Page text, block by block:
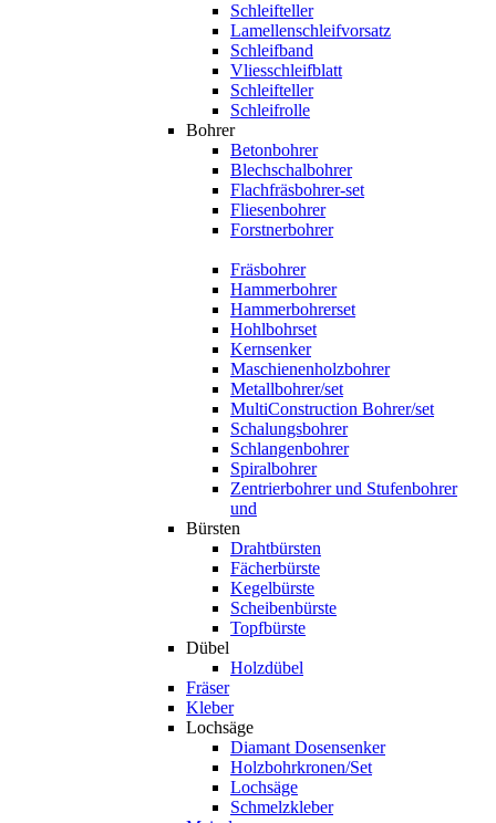
Schleifteller
Lamellenschleifvorsatz
Schleifband
Vliesschleifblatt
Schleifteller
Schleifrolle
Bohrer
Betonbohrer
Blechschalbohrer
Flachfräsbohrer-set
Fliesenbohrer
Forstnerbohrer
Fräsbohrer
Hammerbohrer
Hammerbohrerset
Hohlbohrset
Kernsenker
Maschienenholzbohrer
Metallbohrer/set
MultiConstruction Bohrer/set
Schalungsbohrer
Schlangenbohrer
Spiralbohrer
Zentrierbohrer und Stufenbohrer
und
Bürsten
Drahtbürsten
Fächerbürste
Kegelbürste
Scheibenbürste
Topfbürste
Dübel
Holzdübel
Fräser
Kleber
Lochsäge
Diamant Dosensenker
Holzbohrkronen/Set
Lochsäge
Schmelzkleber